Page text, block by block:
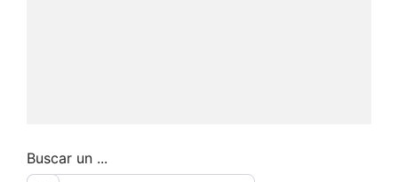
Buscar un ...